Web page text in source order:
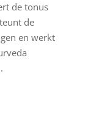
de tonus
de
en werkt